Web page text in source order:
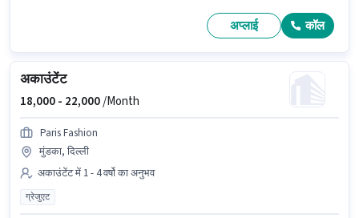
अप्लाई कॉल
अकाउंटेंट
18,000 - 22,000/Month
Paris Fashion
मुंडका, दिल्ली
अकाउंटेंट में 1 - 4 वर्षो का अनुभव
ग्रेजुएट